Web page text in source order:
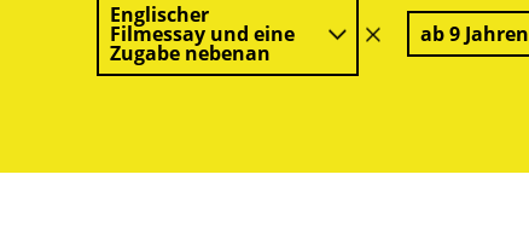
Englischer
Filmessay und eine
Zugabe nebenan
Filter
löschen
ab 9 Jahren